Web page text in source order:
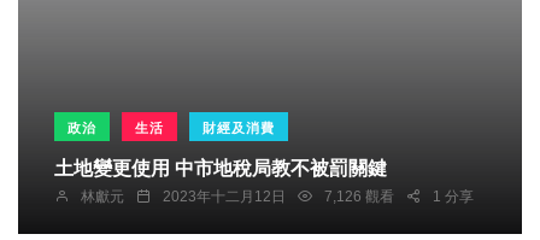
政治 生活 財經及消費
土地變更使用 中市地稅局教不被罰關鍵
林獻元 2023年十二月12日 7,126 觀看 1 分享